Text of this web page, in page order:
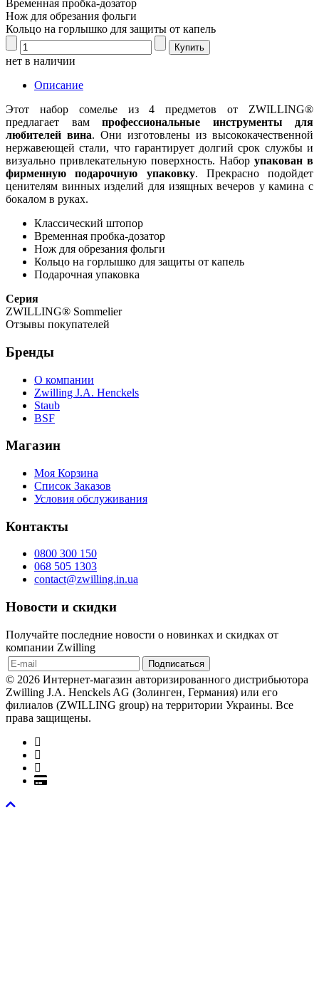
Временная пробка-дозатор
Нож для обрезания фольги
Кольцо на горлышко для защиты от капель
нет в наличии
Описание
Этот набор сомелье из 4 предметов от ZWILLING®
предлагает вам профессиональные инструменты для
любителей вина. Они изготовлены из высококачественной
нержавеющей стали, что гарантирует долгий срок службы и
визуально привлекательную поверхность. Набор упакован в
фирменную подарочную упаковку. Прекрасно подойдет
ценителям винных изделий для изящных вечеров у камина с
бокалом в руках.
Классический штопор
Временная пробка-дозатор
Нож для обрезания фольги
Кольцо на горлышко для защиты от капель
Подарочная упаковка
Серия
ZWILLING® Sommelier
Отзывы покупателей
Бренды
О компании
Zwilling J.A. Henckels
Staub
BSF
Магазин
Моя Корзина
Список Заказов
Условия обслуживания
Контакты
0800 300 150
068 505 1303
contact@zwilling.in.ua
Новости и скидки
Получайте последние новости о новинках и скидках от
компании Zwilling
© 2026 Интернет-магазин авторизированного дистрибьютора
Zwilling J.A. Henckels AG (Золинген, Германия) или его
филиалов (ZWILLING group) на территории Украины. Все
права защищены.